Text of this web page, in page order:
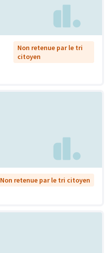
Non retenue par le tri
citoyen
Non retenue par le tri citoyen